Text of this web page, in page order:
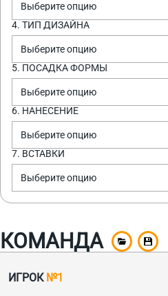
Выберите опцию
4. ТИП ДИЗАЙНА
Выберите опцию
5. ПОСАДКА ФОРМЫ
Выберите опцию
6. НАНЕСЕНИЕ
Выберите опцию
7. ВСТАВКИ
Выберите опцию
КОМАНДА
ИГРОК №1